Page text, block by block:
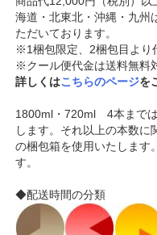
海道・北東北・沖縄・九州
ただいております。
※1梱包限定、2梱包目より
※クール便代金は送料無料
詳しくはこちらのページを
1800ml・720ml 4本まで
します。それ以上の本数に
の梱包箱を使用いたします
す。
◆配送時間の分類